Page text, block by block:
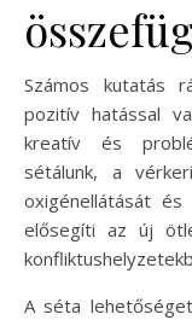
Számos kutatás
pozitív hatással
kreatív és
sétálunk, a
oxigénellátását
elősegíti az új
A séta